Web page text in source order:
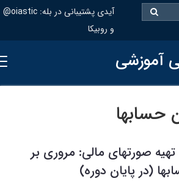
@oiastic :آیدی پشتیبانی در بله
و روبیکا
آموزشی
حسابها
تهیه صورتهای مالی: مروری بر
(در پایان دوره)